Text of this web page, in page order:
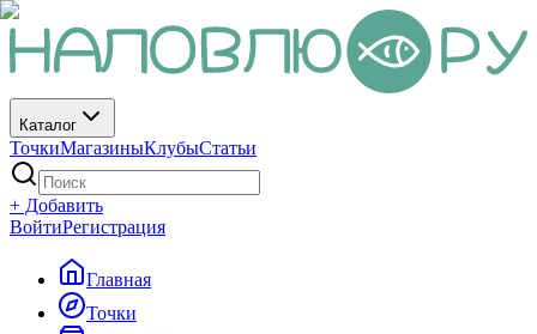
Каталог
ТочкиМагазиныКлубыСтатьи
+ Добавить
ВойтиРегистрация
Главная
Точки